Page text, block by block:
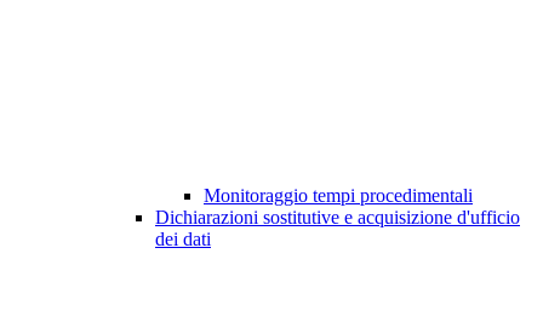
Monitoraggio tempi procedimentali
Dichiarazioni sostitutive e acquisizione d'ufficio
dei dati